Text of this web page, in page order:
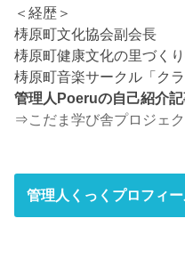
＜経歴＞
梼原町文化協会副会長
梼原町健康文化の里づく
梼原町音楽サークル「ク
管理人Poeruの自己紹介
⇒ こだま学び舎プロジェ
管理人くっくプロフィ